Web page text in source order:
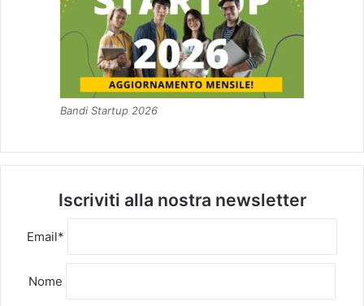
Bandi Startup 2026
Iscriviti alla nostra newsletter
Email*
Nome